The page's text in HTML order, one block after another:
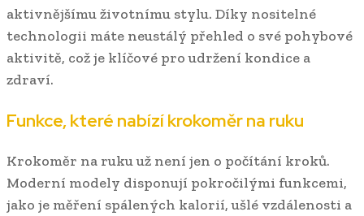
aktivnějšímu životnímu stylu. Díky nositelné
technologii máte neustálý přehled o své pohybové
aktivitě, což je klíčové pro udržení kondice a
zdraví.
Funkce, které nabízí krokoměr na ruku
Krokoměr na ruku už není jen o počítání kroků.
Moderní modely disponují pokročilými funkcemi,
jako je měření spálených kalorií, ušlé vzdálenosti a